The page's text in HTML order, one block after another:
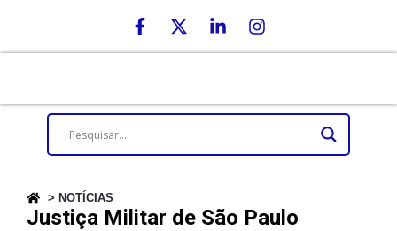
> NOTÍCIAS
Justiça Militar de São Paulo